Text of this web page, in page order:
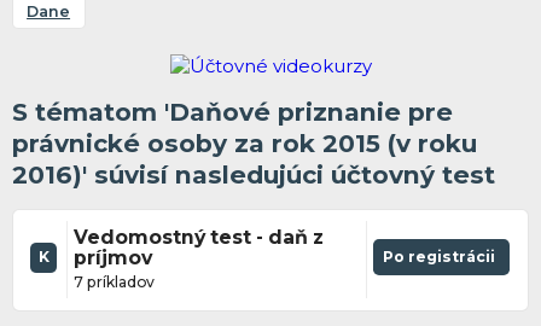
Dane
S tématom 'Daňové priznanie pre
právnické osoby za rok 2015 (v roku
2016)' súvisí nasledujúci účtovný test
K
Vedomostný test - daň z
príjmov
7 príkladov
Po registrácii